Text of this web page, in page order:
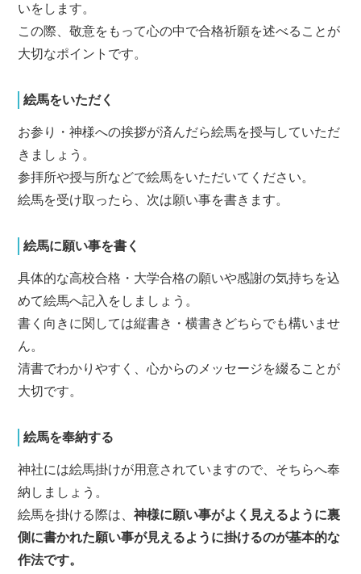
いをします。
この際、敬意をもって心の中で合格祈願を述べることが
大切なポイントです。
絵馬をいただく
お参り・神様への挨拶が済んだら絵馬を授与していただ
きましょう。
参拝所や授与所などで絵馬をいただいてください。
絵馬を受け取ったら、次は願い事を書きます。
絵馬に願い事を書く
具体的な高校合格・大学合格の願いや感謝の気持ちを込
めて絵馬へ記入をしましょう。
書く向きに関しては縦書き・横書きどちらでも構いませ
ん。
清書でわかりやすく、心からのメッセージを綴ることが
大切です。
絵馬を奉納する
神社には絵馬掛けが用意されていますので、そちらへ奉
納しましょう。
絵馬を掛ける際は、神様に願い事がよく見えるように裏
側に書かれた願い事が見えるように掛けるのが基本的な
作法です。